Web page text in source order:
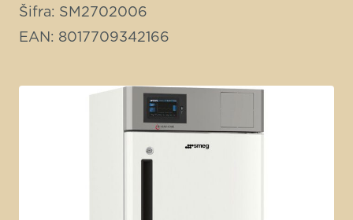
Šifra: SM2702006
EAN: 8017709342166